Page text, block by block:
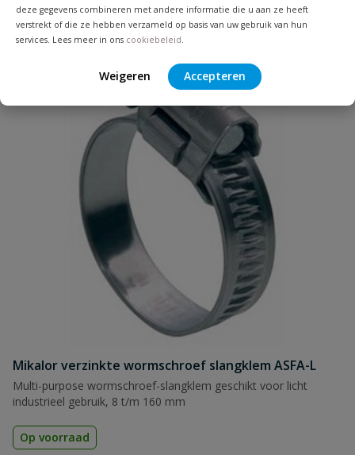
deze gegevens combineren met andere informatie die u aan ze heeft
verstrekt of die ze hebben verzameld op basis van uw gebruik van hun
services. Lees meer in ons cookiebeleid
Weigeren Accepteren
Mikalor verzinkte wormschroef slangklem ASFA-L
Multi-purpose wormschroef-slangklem geschikt voor licht
industrieel gebruik, 8 t/m 160 mm
Op voorraad